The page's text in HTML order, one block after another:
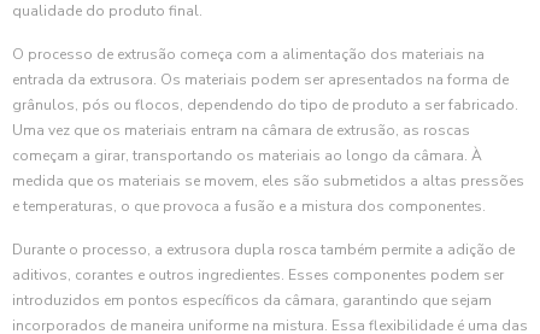
qualidade do produto final.
O processo de extrusão começa com a alimentação dos materiais na
entrada da extrusora. Os materiais podem ser apresentados na forma de
grânulos, pós ou flocos, dependendo do tipo de produto a ser fabricado.
Uma vez que os materiais entram na câmara de extrusão, as roscas
começam a girar, transportando os materiais ao longo da câmara. À
medida que os materiais se movem, eles são submetidos a altas pressões
e temperaturas, o que provoca a fusão e a mistura dos componentes.
Durante o processo, a extrusora dupla rosca também permite a adição de
aditivos, corantes e outros ingredientes. Esses componentes podem ser
introduzidos em pontos específicos da câmara, garantindo que sejam
incorporados de maneira uniforme na mistura. Essa flexibilidade é uma das